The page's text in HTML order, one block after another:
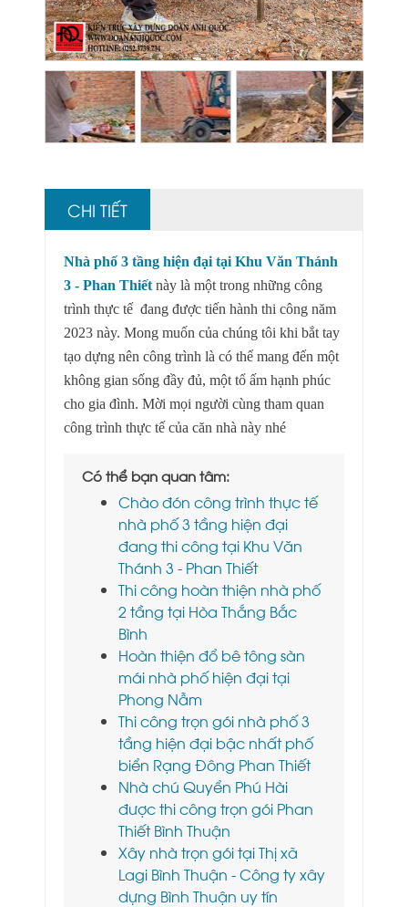
Next
CHI TIẾT
Nhà phố 3 tầng hiện đại tại Khu Văn Thánh
3 - Phan Thiết này là một trong những công
trình thực tế đang được tiến hành thi công năm
2023 này. Mong muốn của chúng tôi khi bắt tay
tạo dựng nên công trình là có thể mang đến một
không gian sống đầy đủ, một tổ ấm hạnh phúc
cho gia đình. Mời mọi người cùng tham quan
công trình thực tế của căn nhà này nhé
Có thể bạn quan tâm:
Chào đón công trình thực tế
nhà phố 3 tầng hiện đại
đang thi công tại Khu Văn
Thánh 3 - Phan Thiết
Thi công hoàn thiện nhà phố
2 tầng tại Hòa Thắng Bắc
Bình
Hoàn thiện đổ bê tông sàn
mái nhà phố hiện đại tại
Phong Nẫm
Thi công trọn gói nhà phố 3
tầng hiện đại bậc nhất phố
biển Rạng Đông Phan Thiết
Nhà chú Quyển Phú Hài
được thi công trọn gói Phan
Thiết Bình Thuận
Xây nhà trọn gói tại Thị xã
Lagi Bình Thuận - Công ty xây
dựng Bình Thuận uy tín